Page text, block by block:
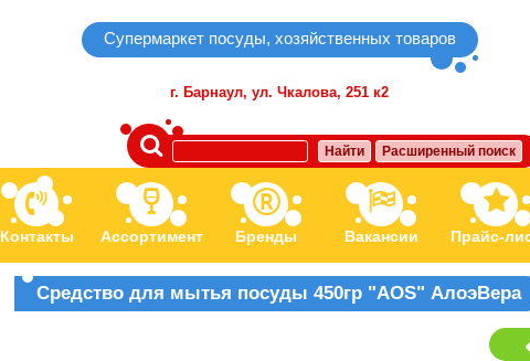
Супермаркет посуды, хозяйственных товаров
г. Барнаул, ул. Чкалова, 251 к2
Найти Расширенный поиск
Контакты Ассортимент Бренды Вакансии Прайс-
Средство для мытья посуды 450гр "AOS" АлоэВера